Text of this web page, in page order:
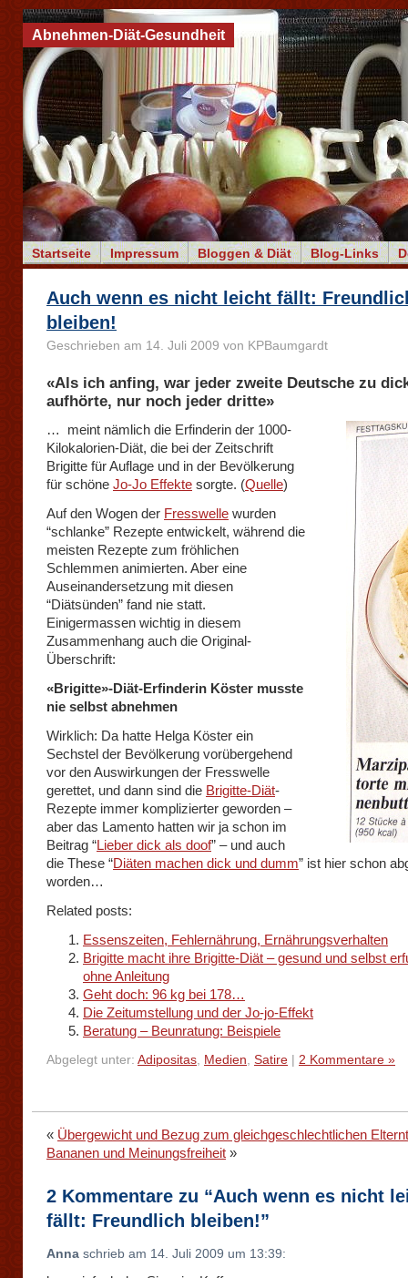
Startseite Impressum Bloggen & Diät Blog-Links
Abnehmen-Diät-Gesundheit
Auch wenn es nicht leicht fällt:
bleiben!
Geschrieben am 14. Juli 2009 von KPBaumgardt
«Als ich anfing, war jeder zweite Deutsche zu
aufhörte, nur noch jeder dritte»
… meint nämlich die Erfinderin der 1000-
Kilokalorien-Diät, die bei der Zeitschrift
Brigitte für Auflage und in der Bevölkerung
für schöne Jo-Jo Effekte sorgte. (Quelle)
Auf den Wogen der Fresswelle wurden
“schlanke” Rezepte entwickelt, während die
meisten Rezepte zum fröhlichen
Schlemmen animierten. Aber eine
Auseinandersetzung mit diesen
“Diätsünden” fand nie statt.
Einigermassen wichtig in diesem
Zusammenhang auch die Original-
Überschrift:
«Brigitte»-Diät-Erfinderin Köster musste
nie selbst abnehmen
Wirklich: Da hatte Helga Köster ein
Sechstel der Bevölkerung vorübergehend
vor den Auswirkungen der Fresswelle
gerettet, und dann sind die Brigitte-Diät-
Rezepte immer komplizierter geworden –
aber das Lamento hatten wir ja schon im
Beitrag “Lieber dick als doof” – und auch
die These “Diäten machen dick und dumm” ist hier schon
worden…
Related posts:
Essenszeiten, Fehlernährung, Ernährungsverhalten
Brigitte macht ihre Brigitte-Diät – gesund und selbst
ohne Anleitung
Geht doch: 96 kg bei 178…
Die Zeitumstellung und der Jo-jo-Effekt
Beratung – Beunratung: Beispiele
Abgelegt unter: Adipositas, Medien, Satire 2 Kommentare »
« Übergewicht und Bezug zum gleichgeschlechtlichen
Bananen und Meinungsfreiheit »
2 Kommentare zu “Auch wenn es nicht
fällt: Freundlich bleiben!”
Anna schrieb am 14. Juli 2009 um 13:39: